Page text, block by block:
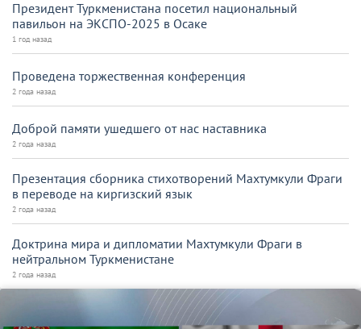
Президент Туркменистана посетил национальный
павильон на ЭКСПО-2025 в Осаке
1 год назад
Проведена торжественная конференция
2 года назад
Доброй памяти ушедшего от нас наставника
2 года назад
Презентация сборника стихотворений Махтумкули Фраги
в переводе на киргизский язык
2 года назад
Доктрина мира и дипломатии Махтумкули Фраги в
нейтральном Туркменистане
2 года назад